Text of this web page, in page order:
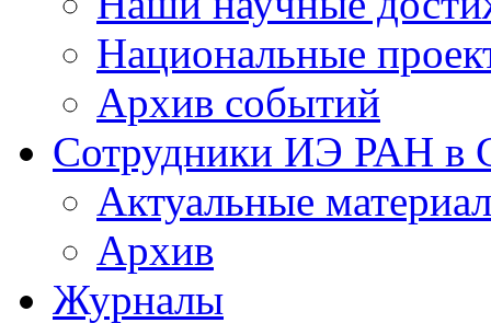
Национальные
Архив событий
Сотрудники ИЭ РАН
Актуальные
Архив
Журналы